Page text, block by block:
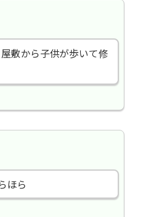
敷から子供が歩いて修
ほら